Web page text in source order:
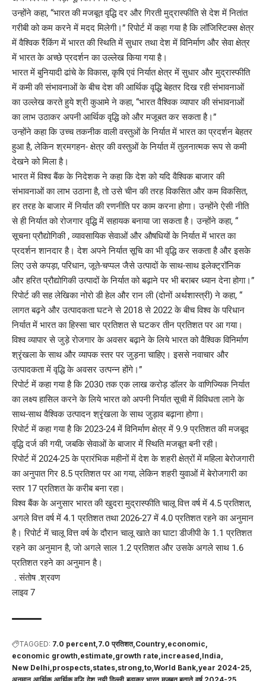
उन्होंने कहा, “भारत की मजबूत वृद्धि दर और गिरती मुद्रास्फीति से देश में नितांत
गरीबी को कम करने में मदद मिलेगी।” रिपोर्ट में कहा गया है कि लॉजिस्टिक्स क्षेत्र
में वैश्विक रैंकिंग में भारत की स्थिति में सुधार तथा देश में विनिर्माण और सेवा क्षेत्र
में भारत के अच्छे प्रदर्शन का उल्लेख किया गया है।
भारत में बुनियादी ढांचे के विकास, कृषि एवं निर्यात क्षेत्र में सुधार और मुद्रास्फीति
में कमी की संभावनाओं के बीच देश की आर्थिक वृद्धि बेहतर दिख रही संभावनाओं
का उल्लेख करते हुये श्री कुआमे ने कहा, “भारत वैश्विक व्यापार की संभावनाओं
का लाभ उठाकर अपनी आर्थिक वृद्धि को और मजूबत कर सकता है।”
उन्होंने कहा कि उच्च तकनीक वाली वस्तुओं के निर्यात में भारत का प्रदर्शन बेहतर
हुआ है, लेकिन श्रमगहन- क्षेत्र की वस्तुओं के निर्यात में तुलनात्मक रूप से कमी
देखने को मिला है।
भारत में विश्व बैंक के निदेशक ने कहा कि देश को यदि वैश्विक बाजार की
संभावनाओं का लाभ उठाना है, तो उसे चीन की तरह विकसित और कम विकसित,
हर तरह के बाजार में निर्यात की रणनीति पर काम करना होगा। उन्होंने ऐसी नीति
से ही निर्यात को रोजगार वृद्धि में सहायक बनाया जा सकता है। उन्होंने कहा, “
सूचना प्रौद्योगिकी , व्यावसायिक सेवाओं और औषधियों के निर्यात में भारत का
प्रदर्शन शानदार है। देश अपने निर्यात सूचि का भी वृद्धि कर सकता है और इसके
लिए उसे कपड़ा, परिधान, जूते-चप्पल जैसे उत्पादों के साथ-साथ इलेक्ट्रॉनिक
और हरित प्रौद्योगिकी उत्पादों के निर्यात को बढ़ाने पर भी बराबर ध्यान देना होगा।”
रिपोर्ट की सह लेखिका नोरो डी हेल और रान ली (दोनों अर्थशास्त्री) ने कहा, “
लागत बढ़ने और उत्पादकता घटने से 2018 से 2022 के बीच विश्व के परिधान
निर्यात में भारत का हिस्सा चार प्रतिशत से घटकर तीन प्रतिशत पर आ गया।
विश्व व्यापार से जुड़े रोजगार के अवसर बढ़ाने के लिये भारत को वैश्विक विनिर्माण
श्रृंखला के साथ और व्यापक स्तर पर जुड़ना चाहिए। इससे नवाचार और
उत्पादकता में वृद्धि के अवसर उत्पन्न होंगे।”
रिपोर्ट में कहा गया है कि 2030 तक एक लाख करोड़ डॉलर के वाणिज्यिक निर्यात
का लक्ष्य हासिल करने के लिये भारत को अपनी निर्यात सूची में विविधता लाने के
साथ-साथ वैश्विक उत्पादन श्रृंखला के साथ जुड़ाव बढ़ाना होगा।
रिपोर्ट में कहा गया है कि 2023-24 में विनिर्माण क्षेत्र में 9.9 प्रतिशत की मजबूद
वृद्धि दर्ज की गयी, जबकि सेवाओं के बाजार में स्थिति मजबूत बनी रही।
रिपोर्ट में 2024-25 के प्रारंभिक महीनों में देश के शहरी क्षेत्रों में महिला बेरोजगारी
का अनुपात गिर 8.5 प्रतिशत पर आ गया, लेकिन शहरी युवाओं में बेरोजगारी का
स्तर 17 प्रतिशत के करीब बना रहा।
विश्व बैंक के अनुसार भारत की खुदरा मुद्रास्फीति चालू वित्त वर्ष में 4.5 प्रतिशत,
अगले वित्त वर्ष में 4.1 प्रतिशत तथा 2026-27 में 4.0 प्रतिशत रहने का अनुमान
है। रिपोर्ट में चालू वित्त वर्ष के दौरान चालू खाते का घाटा डीजीपी के 1.1 प्रतिशत
रहने का अनुमान है, जो अगले साल 1.2 प्रतिशत और उसके अगले साथ 1.6
प्रतिशत रहने का अनुमान है।
. संतोष .श्रवण
लाइव 7
TAGGED: 7.0 percent 7.0 प्रतिशत Country economic
economic growth estimate growth rate increased India
New Delhi prospects states strong to World Bank year 2024-25